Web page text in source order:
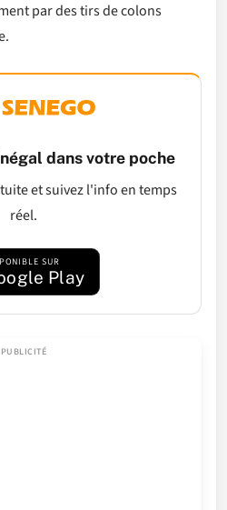
par des tirs de colons
dans votre poche
et suivez l'info en temps
réel.
SUR
Play